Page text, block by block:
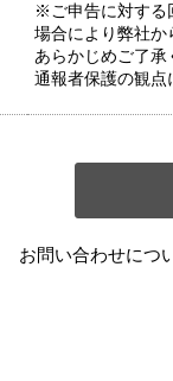
※ご申告に対する
場合により弊社か
あらかじめご了承
通報者保護の観点
お問い合わせにつ